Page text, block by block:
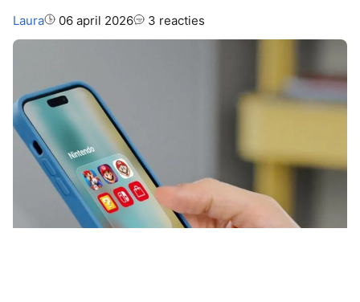
Auteur:
Laura 06 april 2026 3 reacties